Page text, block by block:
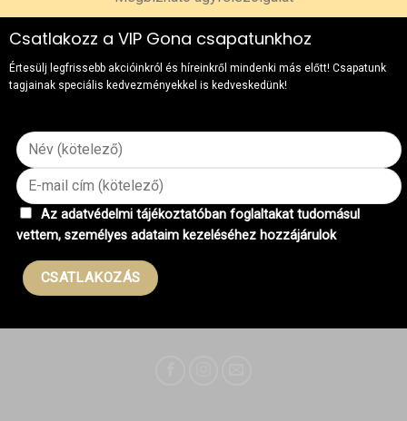
Csatlakozz a VIP Gona csapatunkhoz
Értesülj legfrissebb akcióinkról és híreinkről mindenki más előtt! Csapatunk
tagjainak speciális kedvezményekkel is kedveskedünk!
Az adatvédelmi tájékoztatóban foglaltakat tudomásul
vettem, személyes adataim kezeléséhez hozzájárulok